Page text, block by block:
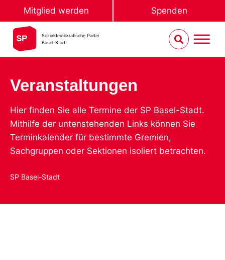
Mitglied werden Spenden
Sozialdemokratische Partei
Basel-Stadt
Veranstaltungen
Hier finden Sie alle Termine der SP Basel-Stadt.
Mithilfe der untenstehenden Links können Sie
Terminkalender für bestimmte Gremien,
Sachgruppen oder Sektionen isoliert betrachten.
SP Basel-Stadt